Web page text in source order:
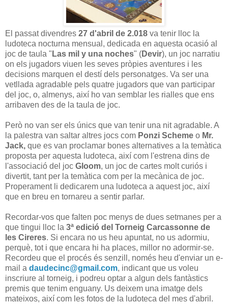
El passat divendres 27 d'abril de 2.018 va tenir lloc la
ludoteca nocturna mensual, dedicada en aquesta ocasió al
joc de taula " Las mil y una noches" (Devir), un joc narratiu
on els jugadors viuen les seves pròpies aventures i les
decisions marquen el destí dels personatges. Va ser una
vetllada agradable pels quatre jugadors que van participar
del joc, o, almenys, així ho van semblar les rialles que ens
arribaven des de la taula de joc.
Però no van ser els únics que van tenir una nit agradable. A
la palestra van saltar altres jocs com Ponzi Scheme o Mr.
Jack, que es van proclamar bones alternatives a la temàtica
proposta per aquesta ludoteca, així com l'estrena dins de
l'associació del joc Gloom, un joc de cartes molt curiós i
divertit, tant per la temàtica com per la mecànica de joc.
Properament li dedicarem una ludoteca a aquest joc, així
que en breu en tornareu a sentir parlar.
Recordar-vos que falten poc menys de dues setmanes per a
que tingui lloc la 3ª edició del Torneig Carcassonne de
les Cireres. Si encara no us heu apuntat, no us adormiu,
perquè, tot i que encara hi ha places, millor no adormir-se.
Recordeu que el procés és senzill, només heu d'enviar un e-
mail a daudecinc@gmail.com, indicant que us voleu
inscriure al torneig, i podreu optar a algun dels fantàstics
premis que tenim enguany. Us deixem una imatge dels
mateixos, així com les fotos de la ludoteca del mes d'abril.